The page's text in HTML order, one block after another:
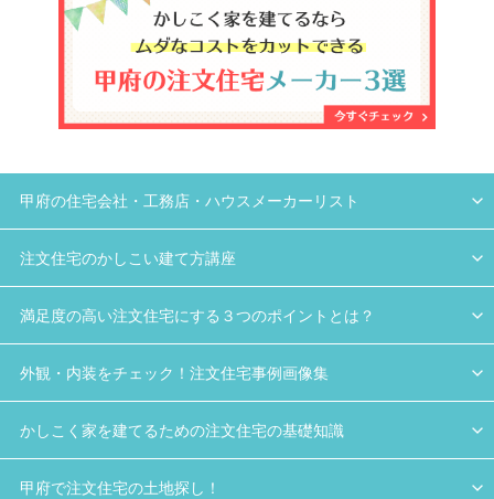
甲府の住宅会社・工務店・ハウスメーカーリスト
注文住宅のかしこい建て方講座
満足度の高い注文住宅にする３つのポイントとは？
外観・内装をチェック！注文住宅事例画像集
かしこく家を建てるための注文住宅の基礎知識
甲府で注文住宅の土地探し！